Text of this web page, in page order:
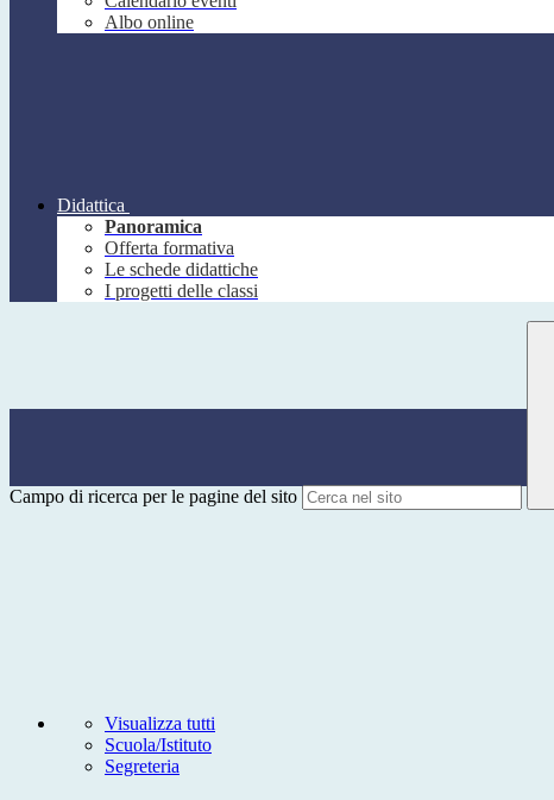
Albo online
Didattica
Panoramica
Offerta formativa
Le schede didattiche
I progetti delle classi
Campo di ricerca per le pagine del sito
Visualizza tutti
Scuola/Istituto
Segreteria